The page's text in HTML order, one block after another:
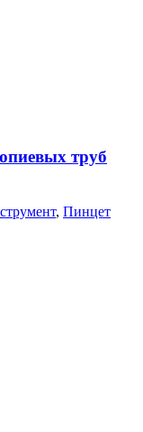
труб
, Пинцет